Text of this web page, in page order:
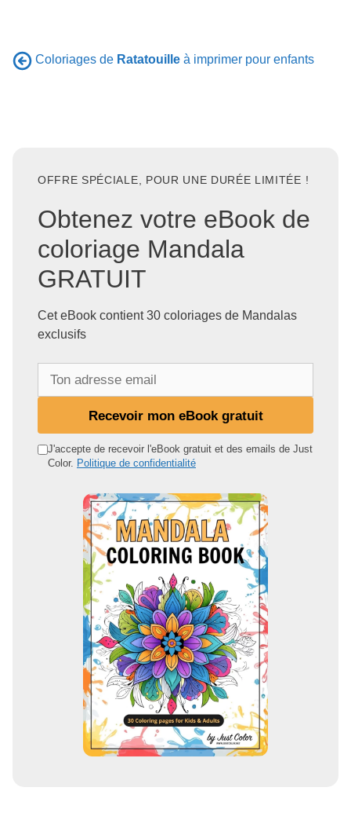
Coloriages de Ratatouille à imprimer pour enfants
OFFRE SPÉCIALE, POUR UNE DURÉE LIMITÉE !
Obtenez votre eBook de
coloriage Mandala
GRATUIT
Cet eBook contient 30 coloriages de Mandalas
exclusifs
d
Recevoir mon eBook gratuit
J'accepte de recevoir l'eBook gratuit et des emails de Just
Color. Politique de confidentialité